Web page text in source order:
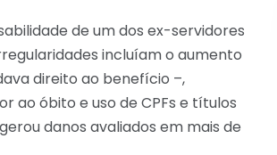
de um dos ex-servidores
incluíam o aumento
direito ao benefício –,
ao óbito e uso de CPFs e títulos
danos avaliados em mais de